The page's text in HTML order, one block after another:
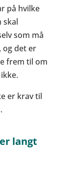
på hvilke
skal
som må
og det er
frem til om
er krav til
langt